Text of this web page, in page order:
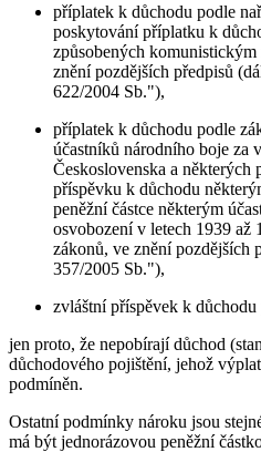
příplatek k důchodu podle
poskytování příplatku k
způsobených
znění pozdějších předpisů
622/2004 Sb."),
příplatek k důchodu podle
účastníků národního boje za
Československa a některých
příspěvku k důchodu
peněžní částce některým
osvobození v letech 1939 až
zákonů, ve znění pozdějších
357/2005 Sb."),
zvláštní příspěvek k
jen proto, že nepobírají důchod
důchodového pojištění, jehož
podmíněn.
Ostatní podmínky nároku jsou
má být jednorázovou peněžní